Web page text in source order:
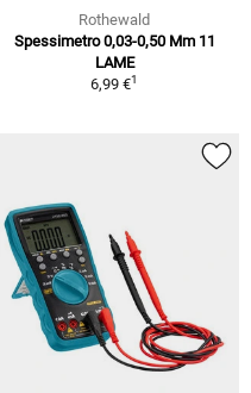
Rothewald
Spessimetro 0,03-0,50 Mm 11
LAME
6,99 €1